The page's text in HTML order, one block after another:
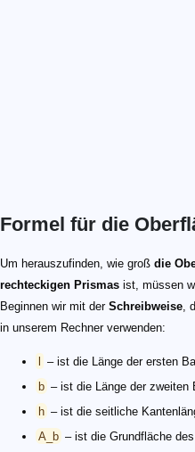
Formel für die
Um herauszufinden, wie groß die
rechteckigen Prismas ist, müssen
Beginnen wir mit der Schreibweise ,
in unserem Rechner verwenden:
– ist die Länge der ersten
b – ist die Länge der zweiten
h – ist die seitliche
A_b – ist die Grundfläche des